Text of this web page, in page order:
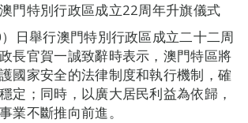
門特別行政區成立22周年升旗儀式
日舉行澳門特別行政區成立二十二周
長官賀一誠致辭時表示，澳門特區將
國家安全的法律制度和執行機制，確
定；同時，以廣大居民利益為依歸，
業不斷推向前進。